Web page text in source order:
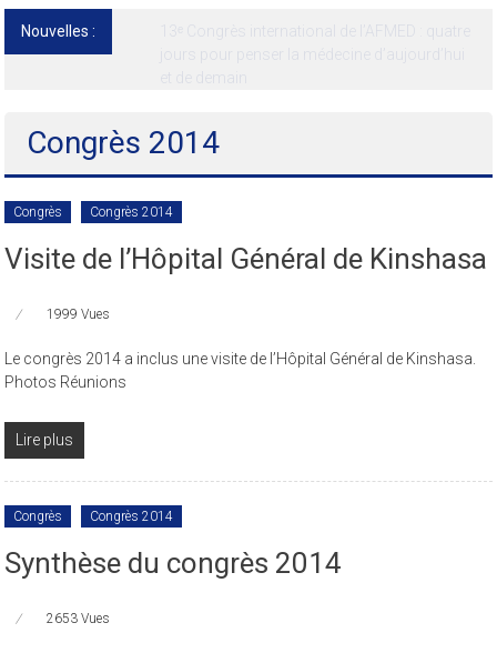
Nouvelles :
13ᵉ Congrès international de l’AFMED : quatre
jours pour penser la médecine d’aujourd’hui
et de demain
Congrès 2014
Congrès Congrès 2014
Visite de l’Hôpital Général de Kinshasa
1999 Vues
Le congrès 2014 a inclus une visite de l’Hôpital Général de Kinshasa.
Photos Réunions
Lire plus
Congrès Congrès 2014
Synthèse du congrès 2014
2653 Vues